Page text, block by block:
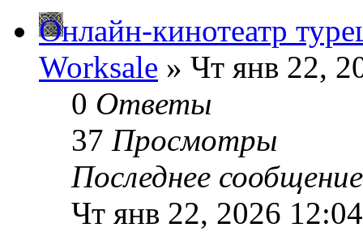
Онлайн-кинотеатр
Worksale » Чт янв 22,
0 Ответы
37 Просмотры
Последнее
Чт янв 22, 2026